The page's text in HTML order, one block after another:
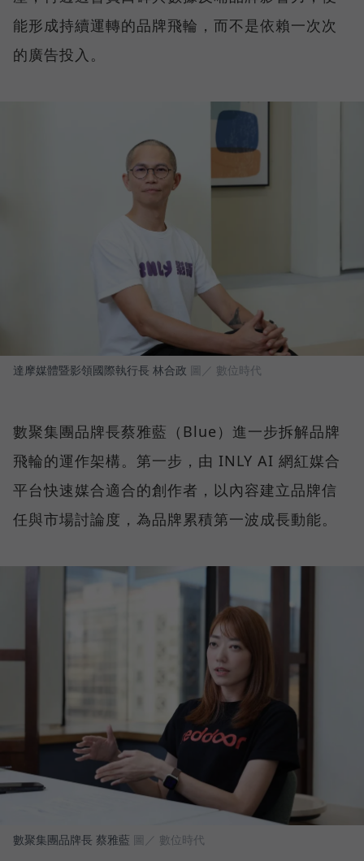
能形成持續運轉的品牌飛輪，而不是依賴一次次
的廣告投入。
達摩媒體暨影領國際執行長 林合政 圖／ 數位時代
數聚集團品牌長蔡雅藍（Blue）進一步拆解品牌
飛輪的運作架構。第一步，由 INLY AI 網紅媒合
平台快速媒合適合的創作者，以內容建立品牌信
任與市場討論度，為品牌累積第一波成長動能。
數聚集團品牌長 蔡雅藍 圖／ 數位時代